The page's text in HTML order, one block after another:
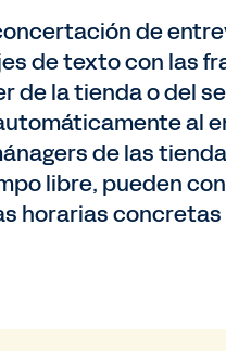
de
de texto con las
de la tienda o del
al
de las
libre, pueden
horarias